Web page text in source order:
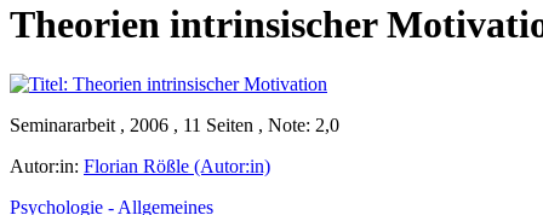
Theorien intrinsischer
Seminararbeit , 2006 , 11 Seiten , Note: 2,0
Autor:in: Florian Rößle (Autor:in)
Psychologie - Allgemeines